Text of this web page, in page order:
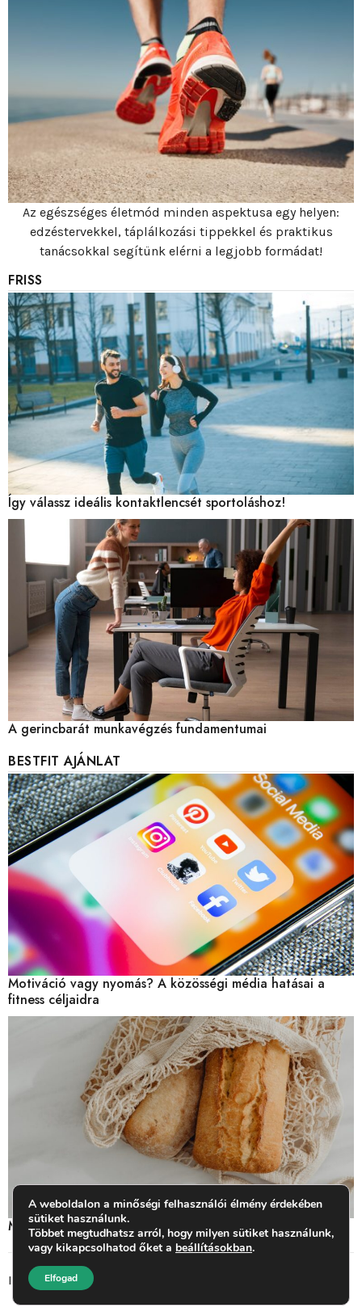
Az egészséges életmód minden aspektusa egy helyen:
edzéstervekkel, táplálkozási tippekkel és praktikus
tanácsokkal segítünk elérni a legjobb formádat!
FRISS
Így válassz ideális kontaktlencsét sportoláshoz!
A gerincbarát munkavégzés fundamentumai
BESTFIT AJÁNLAT
Motiváció vagy nyomás? A közösségi média hatásai a
fitness céljaidra
Miben van glutén? Mit jelent a gluténérzékenység?
Impresszum
ASZF
A weboldalon a minőségi felhasználói élmény érdekében
sütiket használunk.
Többet megtudhatsz arról, hogy milyen sütiket használunk,
vagy kikapcsolhatod őket a beállításokban.
Elfogad